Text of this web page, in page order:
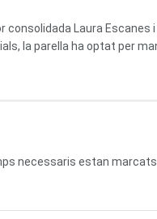
consolidada Laura
la parella ha optat per
necessaris estan